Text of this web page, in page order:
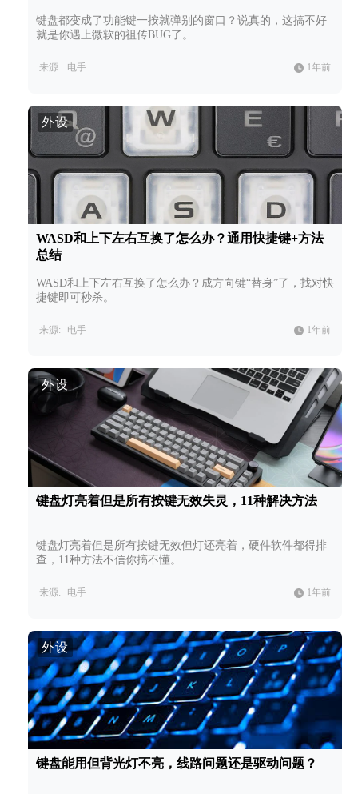
键盘都变成了功能键一按就弹别的窗口？说真的，这搞不好
就是你遇上微软的祖传BUG了。
来源: 电手 1年前
外设
WASD和上下左右互换了怎么办？通用快捷键+方法
总结
WASD和上下左右互换了怎么办？成方向键“替身”了，找对快
捷键即可秒杀。
来源: 电手 1年前
外设
键盘灯亮着但是所有按键无效失灵，11种解决方法
键盘灯亮着但是所有按键无效但灯还亮着，硬件软件都得排
查，11种方法不信你搞不懂。
来源: 电手 1年前
外设
键盘能用但背光灯不亮，线路问题还是驱动问题？